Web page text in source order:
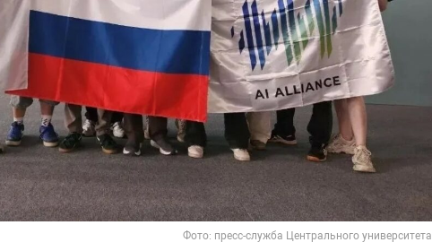
Фото: пресс-служба Центрального университета